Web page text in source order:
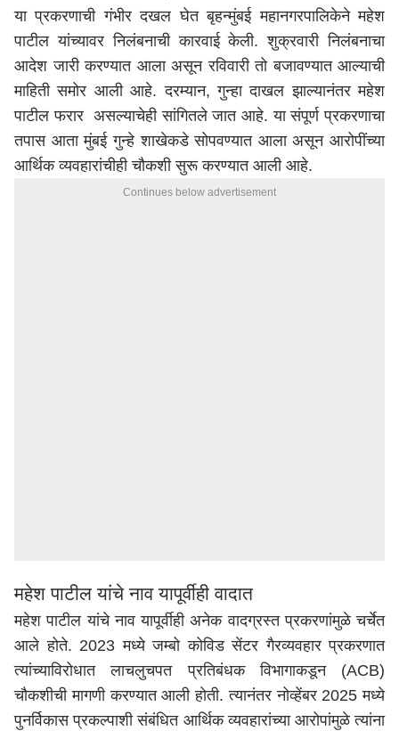
या प्रकरणाची गंभीर दखल घेत बृहन्मुंबई महानगरपालिकेने महेश
पाटील यांच्यावर निलंबनाची कारवाई केली. शुक्रवारी निलंबनाचा
आदेश जारी करण्यात आला असून रविवारी तो बजावण्यात आल्याची
माहिती समोर आली आहे. दरम्यान, गुन्हा दाखल झाल्यानंतर महेश
पाटील फरार असल्याचेही सांगितले जात आहे. या संपूर्ण प्रकरणाचा
तपास आतामुंबईगुन्हे शाखेकडे सोपवण्यात आला असून आरोपींच्या
आर्थिक व्यवहारांचीही चौकशी सुरू करण्यात आली आहे.
Continues below advertisement
महेश पाटील यांचे नाव यापूर्वीही वादात
महेश पाटील यांचे नाव यापूर्वीही अनेक वादग्रस्त प्रकरणांमुळे चर्चेत
आले होते. 2023 मध्ये जम्बो कोविड सेंटर गैरव्यवहार प्रकरणात
त्यांच्याविरोधात लाचलुचपत प्रतिबंधक विभागाकडून (ACB)
चौकशीची मागणी करण्यात आली होती. त्यानंतर नोव्हेंबर 2025 मध्ये
पुनर्विकास प्रकल्पाशी संबंधित आर्थिक व्यवहारांच्या आरोपांमुळे त्यांना